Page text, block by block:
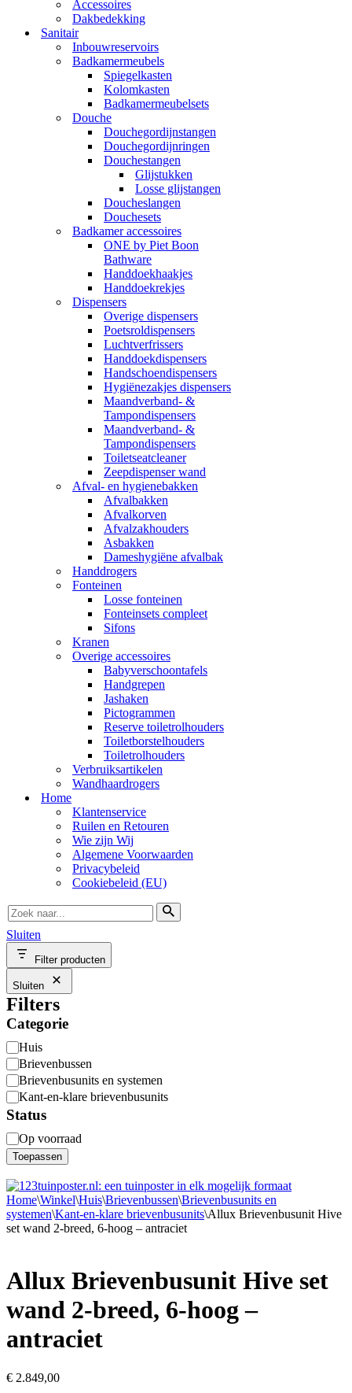
Accessoires
Dakbedekking
Sanitair
Inbouwreservoirs
Badkamermeubels
Spiegelkasten
Kolomkasten
Badkamermeubelsets
Douche
Douchegordijnstangen
Douchegordijnringen
Douchestangen
Glijstukken
Losse glijstangen
Doucheslangen
Douchesets
Badkamer accessoires
ONE by Piet Boon
Bathware
Handdoekhaakjes
Handdoekrekjes
Dispensers
Overige dispensers
Poetsroldispensers
Luchtverfrissers
Handdoekdispensers
Handschoendispensers
Hygiënezakjes dispensers
Maandverband- &
Tampondispensers
Maandverband- &
Tampondispensers
Toiletseatcleaner
Zeepdispenser wand
Afval- en hygienebakken
Afvalbakken
Afvalkorven
Afvalzakhouders
Asbakken
Dameshygiëne afvalbak
Handdrogers
Fonteinen
Losse fonteinen
Fonteinsets compleet
Sifons
Kranen
Overige accessoires
Babyverschoontafels
Handgrepen
Jashaken
Pictogrammen
Reserve toiletrolhouders
Toiletborstelhouders
Toiletrolhouders
Verbruiksartikelen
Wandhaardrogers
Home
Klantenservice
Ruilen en Retouren
Wie zijn Wij
Algemene Voorwaarden
Privacybeleid
Cookiebeleid (EU)
Zoek
naar...
Sluiten
Filter producten
Sluiten
Filters
Categorie
Categorie
Huis
Brievenbussen
Brievenbusunits en systemen
Kant-en-klare brievenbusunits
Status
StatusOp voorraad
Toepassen
Home\Winkel\Huis\Brievenbussen\Brievenbusunits en
systemen\Kant-en-klare brievenbusunits\Allux Brievenbusunit Hive
set wand 2-breed, 6-hoog – antraciet
Allux Brievenbusunit Hive set
wand 2-breed, 6-hoog –
antraciet
€ 2.849,00